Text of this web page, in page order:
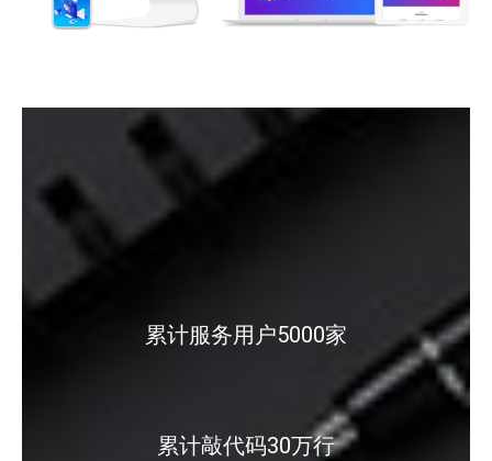
累计服务用户5000家
累计敲代码30万行